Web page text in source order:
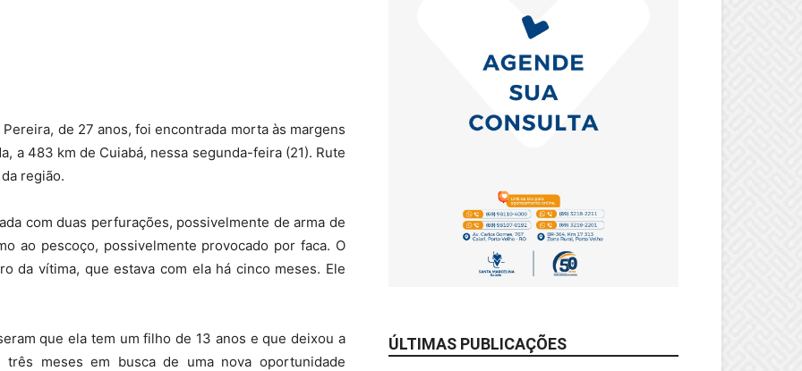
de 27 anos, foi encontrada morta às margens
a 483 km de Cuiabá, nessa segunda-feira (21). Rute
região.
com duas perfurações, possivelmente de arma de
ao pescoço, possivelmente provocado por faca. O
da vítima, que estava com ela há cinco meses. Ele
que ela tem um filho de 13 anos e que deixou a
meses em busca de uma nova oportunidade
ÚLTIMAS PUBLICAÇÕES